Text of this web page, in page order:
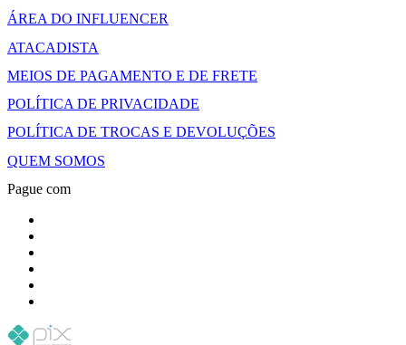
ÁREA DO INFLUENCER
ATACADISTA
MEIOS DE PAGAMENTO E DE FRETE
POLÍTICA DE PRIVACIDADE
POLÍTICA DE TROCAS E DEVOLUÇÕES
QUEM SOMOS
Pague com